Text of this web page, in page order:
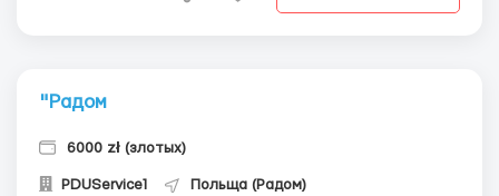
"Радом
6000 zł (злотых)
PDUService1 Польща (Радом)